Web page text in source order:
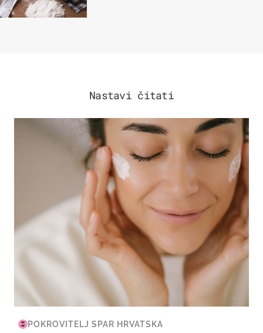
Nastavi čitati
MODA & LJEPOTA
POKROVITELJ SPAR HRVATSKA